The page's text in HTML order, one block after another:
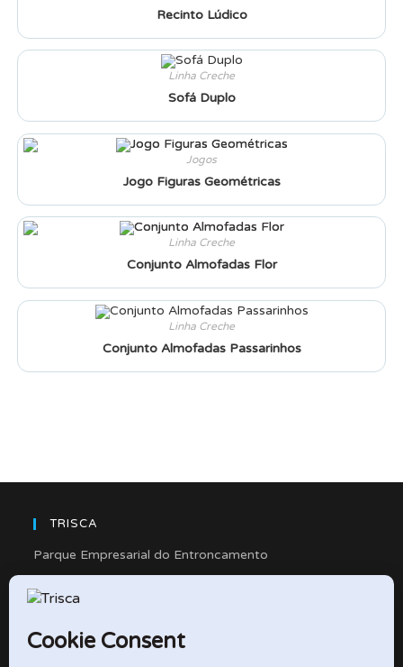
Recinto Lúdico
Linha Creche
Sofá Duplo
Jogos
Jogo Figuras Geométricas
Linha Creche
Conjunto Almofadas Flor
Linha Creche
Conjunto Almofadas Passarinhos
TRISCA
Parque Empresarial do Entroncamento
Rua Cidade de Friedberg, Lote 4
2330-263 Entroncamento – Portugal
e-mail: didactico@trisca.pt